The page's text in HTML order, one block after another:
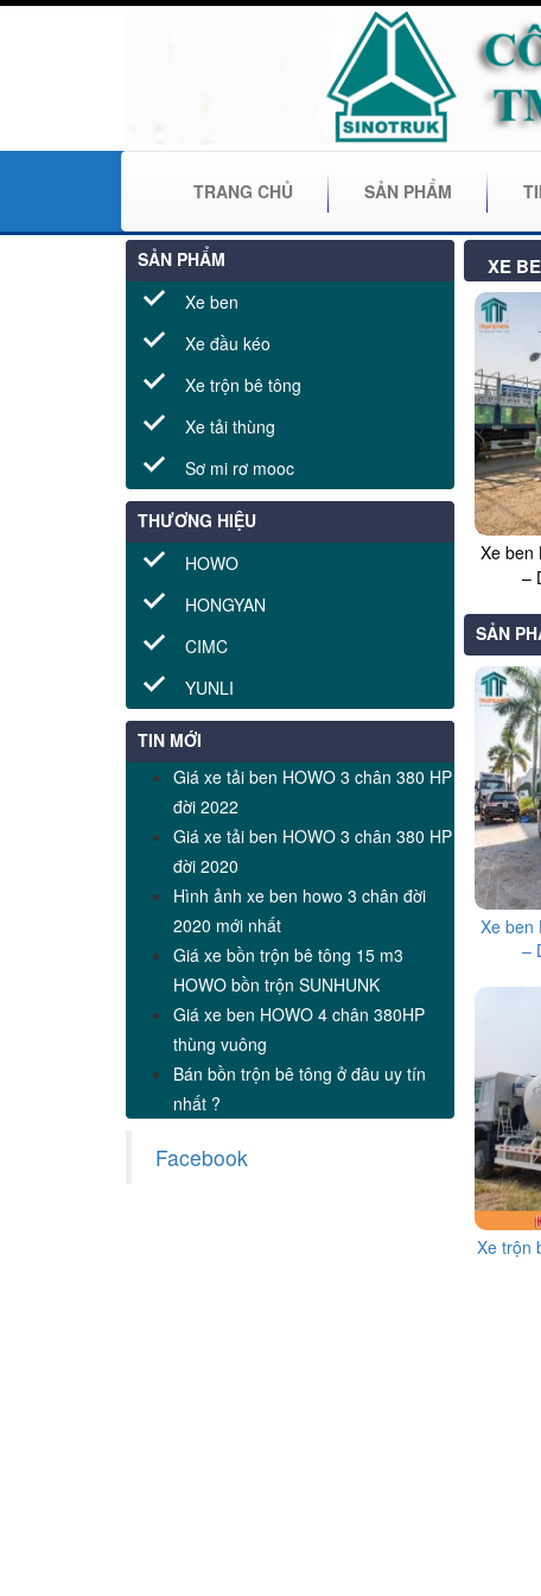
TRANG CHỦ SẢN PHẨM
SẢN PHẨM
Xe ben
Xe đầu kéo
Xe trộn bê tông
Xe tải thùng
Sơ mi rơ mooc
THƯƠNG HIỆU
HOWO
HONGYAN
CIMC
YUNLI
TIN MỚI
Giá xe tải ben HOWO 3 chân 380 HP
đời 2022
Giá xe tải ben HOWO 3 chân 380 HP
đời 2020
Hình ảnh xe ben howo 3 chân đời
2020 mới nhất
Giá xe bồn trộn bê tông 15 m3
HOWO bồn trộn SUNHUNK
Giá xe ben HOWO 4 chân 380HP
thùng vuông
Bán bồn trộn bê tông ở đâu uy tín
nhất ?
Facebook
XE
Xe ben
–
SẢN
Xe ben
–
Xe trộn